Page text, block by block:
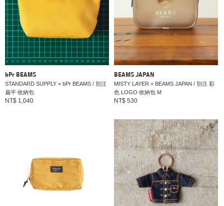
bPr BEAMS
STANDARD SUPPLY × bPr BEAMS / 別注
扁平 收納包
NT$ 1,040
BEAMS JAPAN
MISTY LAYER × BEAMS JAPAN / 別注 彩
色 LOGO 收納包 M
NT$ 530